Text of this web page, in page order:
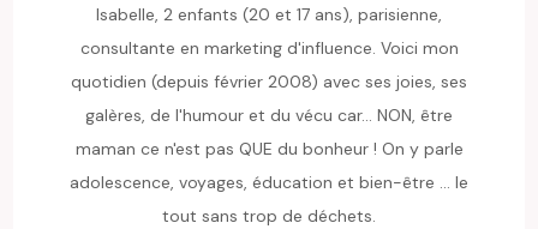
Isabelle, 2 enfants (20 et 17 ans), parisienne,
consultante en marketing d'influence. Voici mon
quotidien (depuis février 2008) avec ses joies, ses
galères, de l'humour et du vécu car... NON, être
maman ce n'est pas QUE du bonheur ! On y parle
adolescence, voyages, éducation et bien-être ... le
tout sans trop de déchets.